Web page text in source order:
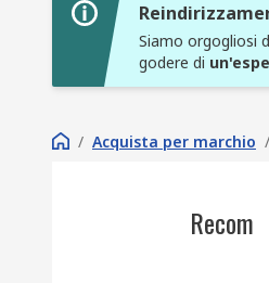
Siamo orgogliosi
godere di
/ Acquista per marchio /
Recom